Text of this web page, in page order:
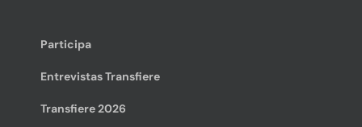
Participa
Entrevistas Transfiere
Transfiere 2026